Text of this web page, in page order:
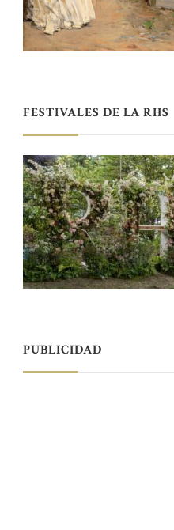
FESTIVALES DE LA RHS
PUBLICIDAD